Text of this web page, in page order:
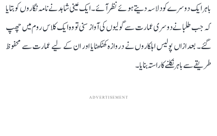
باہر ایک دوسرے کو دلاسہ دیتے ہوئے نظر آئے۔ ایک عینی شاہد نے نامہ نگاروں کو بتایا
کہ جب طلبا نے دوسری عمارت سے گولیوں کی آواز سنی تو وہ ایک کلاس روم میں چھپ
گئے۔ بعد ازاں پولیس اہلکاروں نے دروازہ کھٹکھٹایا اور ان کے لیے عمارت سے محفوظ
طریقے سے باہر نکلنے کا راستہ بنایا۔
ADVERTISEMENT